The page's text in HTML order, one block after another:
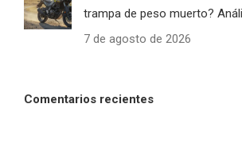
trampa de peso muerto?
7 de agosto de 2026
Comentarios recientes